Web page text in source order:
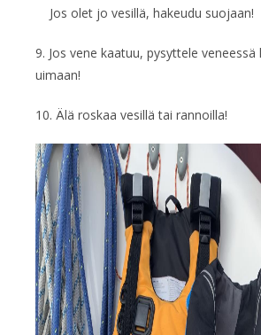
Jos olet jo vesillä, hakeudu suojaan!
9. Jos vene kaatuu, pysyttele veneessä
uimaan!
10. Älä roskaa vesillä tai rannoilla!